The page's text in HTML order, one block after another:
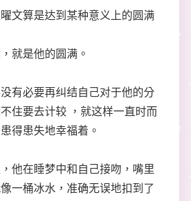
算是达到某种意义上的圆满
是他的圆满。
必要再纠结自己对于他的分
住要去计较 ，就这样一直时而
得患失地幸福着。
在睡梦中和自己接吻，嘴里
一桶冰水，准确无误地扣到了